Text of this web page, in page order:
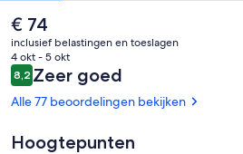
De
huidige
prijs
is
€ 74
€ 74
inclusief belastingen en toeslagen
4 okt - 5 okt
Beoordelingen
8,28,2 op 10 –
Zeer goed
Alle 77 beoordelingen bekijken
Hoogtepunten